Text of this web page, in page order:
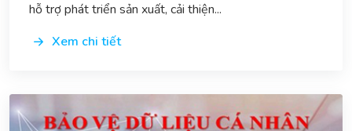
hỗ trợ phát triển sản xuất, cải thiện...
Xem chi tiết